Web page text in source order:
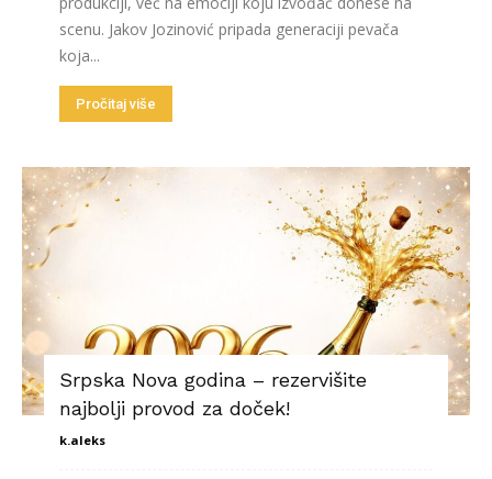
scenu. Jakov Jozinović pripada generaciji pevača
koja...
Pročitaj više
Srpska Nova godina – rezervišite
najbolji provod za doček!
k.aleks